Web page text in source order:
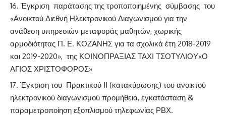
Έγκριση παράτασης της τροποποιημένης σύμβασης του
«Ανοικτού Διεθνή Ηλεκτρονικού Διαγωνισμού για την
ανάθεση υπηρεσιών μεταφοράς μαθητών, χωρικής
αρμοδιότητας Π. Ε. ΚΟΖΑΝΗΣ για τα σχολικά έτη 2018-2019
και 2019-2020», της ΚΟΙΝΟΠΡΑΞΙΑΣ ΤΑΧΙ ΤΣΟΤΥΛΙΟΥ«Ο
ΑΓΙΟΣ ΧΡΙΣΤΟΦΟΡΟΣ»
Έγκριση του Πρακτικού IΙ (κατακύρωσης) του ανοικτού
ηλεκτρονικού διαγωνισμού προμήθεια, εγκατάσταση &
παραμετροποίηση εξοπλισμού τηλεφωνίας ΡΒΧ.